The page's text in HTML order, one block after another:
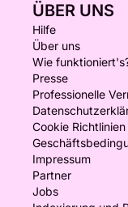
ÜBER UNS
Hilfe
Über uns
Wie
Presse
Professionelle
Cookie Richtlinien
Impressum
Partner
Jobs